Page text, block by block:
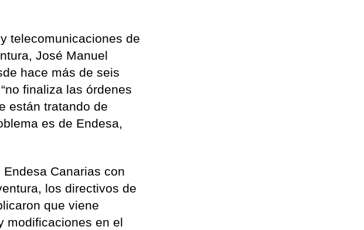
telecomunicaciones de
José Manuel
hace más de seis
finaliza las órdenes
están tratando de
es de Endesa,
Canarias con
los directivos de
que viene
modificaciones en el